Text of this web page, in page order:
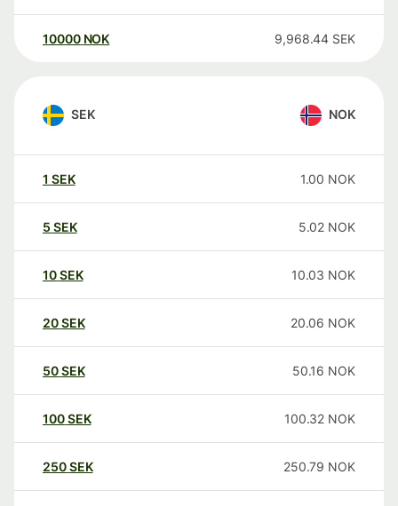
10000 NOK 9,968.44 SEK
SEK NOK
1 SEK 1.00 NOK
5 SEK 5.02 NOK
10SEK 10.03 NOK
20SEK 20.06 NOK
50SEK 50.16 NOK
100SEK 100.32 NOK
250SEK 250.79 NOK